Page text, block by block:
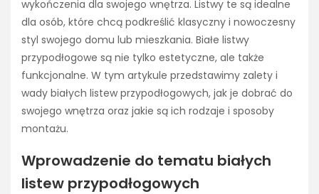
wykończenia dla swojego wnętrza. Listwy te są idealne
dla osób, które chcą podkreślić klasyczny i nowoczesny
styl swojego domu lub mieszkania. Białe listwy
przypodłogowe są nie tylko estetyczne, ale także
funkcjonalne. W tym artykule przedstawimy zalety i
wady białych listew przypodłogowych, jak je dobrać do
swojego wnętrza oraz jakie są ich rodzaje i sposoby
montażu.
Wprowadzenie do tematu białych
listew przypodłogowych